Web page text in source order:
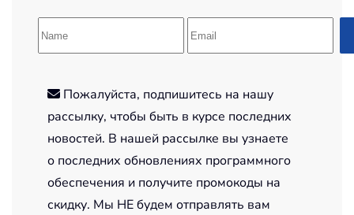
Пожалуйста, подпишитесь на нашу
рассылку, чтобы быть в курсе последних
новостей. В нашей рассылке вы узнаете
о последних обновлениях программного
обеспечения и получите промокоды на
скидку. Мы НЕ будем отправлять вам